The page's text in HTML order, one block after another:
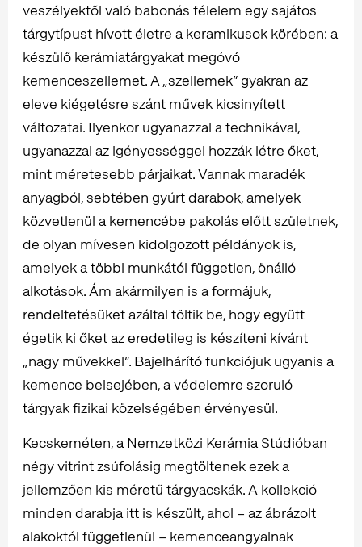
veszélyektől való babonás félelem egy sajátos
tárgytípust hívott életre a keramikusok körében: a
készülő kerámiatárgyakat megóvó
kemenceszellemet. A „szellemek” gyakran az
eleve kiégetésre szánt művek kicsinyített
változatai. Ilyenkor ugyanazzal a technikával,
ugyanazzal az igényességgel hozzák létre őket,
mint méretesebb párjaikat. Vannak maradék
anyagból, sebtében gyúrt darabok, amelyek
közvetlenül a kemencébe pakolás előtt születnek,
de olyan mívesen kidolgozott példányok is,
amelyek a többi munkától független, önálló
alkotások. Ám akármilyen is a formájuk,
rendeltetésüket azáltal töltik be, hogy együtt
égetik ki őket az eredetileg is készíteni kívánt
„nagy művekkel”. Bajelhárító funkciójuk ugyanis a
kemence belsejében, a védelemre szoruló
tárgyak fizikai közelségében érvényesül.
Kecskeméten, a Nemzetközi Kerámia Stúdióban
négy vitrint zsúfolásig megtöltenek ezek a
jellemzően kis méretű tárgyacskák. A kollekció
minden darabja itt is készült, ahol – az ábrázolt
alakoktól függetlenül – kemenceangyalnak